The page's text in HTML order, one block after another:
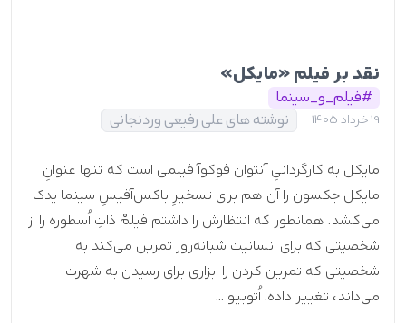
نقد بر فیلم «مایکل»
#فیلم_و_سینما
19 خرداد 1405 نوشته های علی رفیعی وردنجانی
مایکل به کارگردانیِ آنتوان فوکوآ فیلمی است که تنها عنوانِ
مایکل جکسون را آن هم برای تسخیرِ باکس‌آفیسِ سینما یدک
می‌کشد. همانطور که انتظارش را داشتم فیلمْ ذاتِ اُسطوره را از
شخصیتی که برای انسانیت شبانه‌روز تمرین می‌کند به
شخصیتی که تمرین کردن را ابزاری برای رسیدن به شهرت
می‌داند، تغییر داده. اُتوبیو ...